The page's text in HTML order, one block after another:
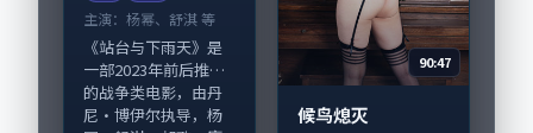
主演： 杨幂、舒淇 等
《站台与下雨天》是
一部2023年前后推出
的战争类电影，由丹
尼·博伊尔执导，杨
90:47
候鸟熄灭